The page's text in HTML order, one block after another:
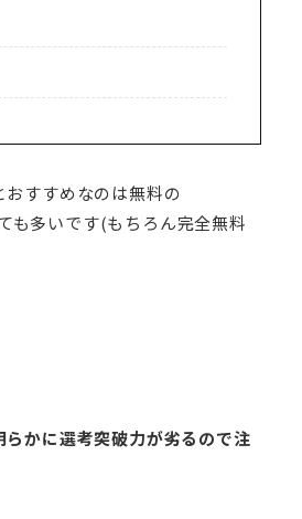
すすめなのは無料の
も多いです(もちろん完全無料
らかに選考突破力が劣るので注